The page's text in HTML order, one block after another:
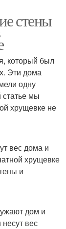
стены
который был
Эти дома
одну
статье мы
хрущевке не
вес дома и
хрущевке
и
дом и
вес